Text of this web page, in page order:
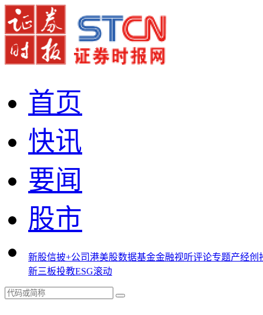
首页
快讯
要闻
股市
新股信披+公司港美股数据基金金融视听评论专题产经创
新三板投教ESG滚动